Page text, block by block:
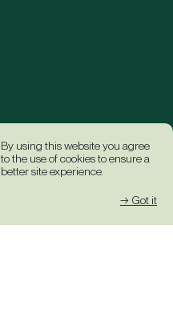
By using this website you agree
to the use of cookies to ensure a
better site experience.
→ Got it